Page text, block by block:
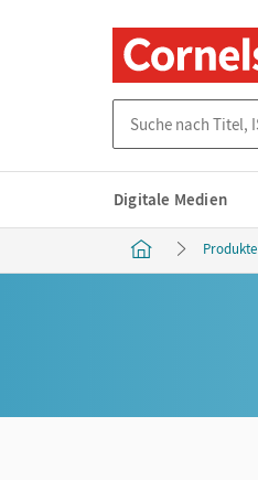
Digitale Medien
Produkte